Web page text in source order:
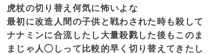
虎杖の切り替え何気に怖いよな
最初に改造人間の子供と戦わされた時も殺して
ナナミンに合流したし大量殺戮した後もこのま
まじゃ人◯しって比較的早く切り替えてきたし